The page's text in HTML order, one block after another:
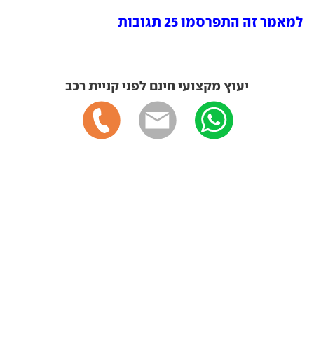
למאמר זה התפרסמו 25 תגובות
יעוץ מקצועי חינם לפני קניית רכב